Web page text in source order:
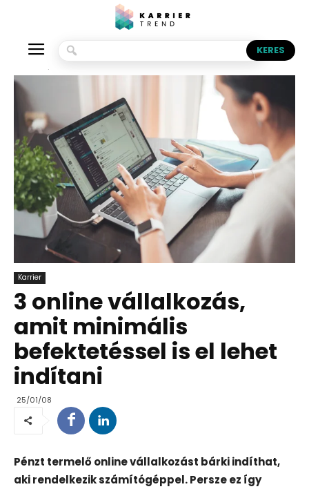
Karrier
Karrier
3 online vállalkozás,
amit minimális
befektetéssel is el lehet
indítani
25/01/08
Pénzt termelő online vállalkozást bárki indíthat,
aki rendelkezik számítógéppel. Persze ez így